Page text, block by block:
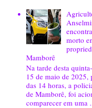
morto
Mamborê
Na tarde desta
15 de maio de 2025,
das 14 horas, a
de Mamborê, foi
comparecer em uma